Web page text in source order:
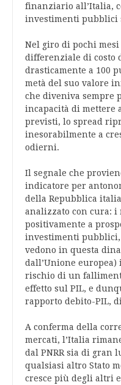
finanziario all’Italia,
investimenti pubblici
Nel giro di pochi
differenziale di costo
drasticamente a 100
metà del suo valore
che diveniva sempre
incapacità di mettere
previsti, lo spread
inesorabilmente a
odierni.
Il segnale che
indicatore per
della Repubblica
analizzato con cura: i
positivamente a
investimenti pubblici,
vedono in questa
dall’Unione
rischio di un
effetto sul PIL, e
rapporto debito-PIL,
A conferma della
mercati, l’Italia
dal PNRR sia di gran
qualsiasi altro Stato
cresce più degli altri